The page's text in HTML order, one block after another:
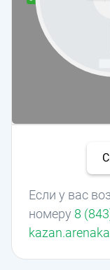
Если у вас
номеру 8